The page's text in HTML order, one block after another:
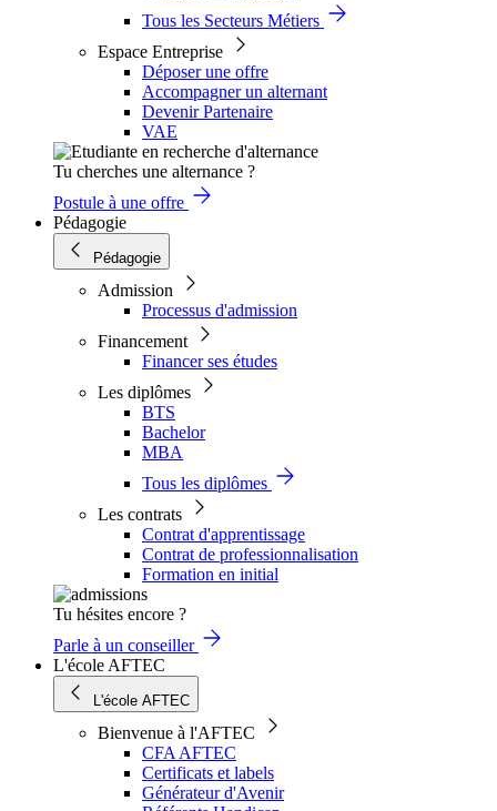
Tous les Secteurs Métiers
Espace Entreprise
Déposer une offre
Accompagner un alternant
Devenir Partenaire
VAE
Tu cherches une alternance ?
Postule à une offre
Pédagogie
Pédagogie
Admission
Processus d'admission
Financement
Financer ses études
Les diplômes
BTS
Bachelor
MBA
Tous les diplômes
Les contrats
Contrat d'apprentissage
Contrat de professionnalisation
Formation en initial
Tu hésites encore ?
Parle à un conseiller
L'école AFTEC
L'école AFTEC
Bienvenue à l'AFTEC
CFA AFTEC
Certificats et labels
Générateur d'Avenir